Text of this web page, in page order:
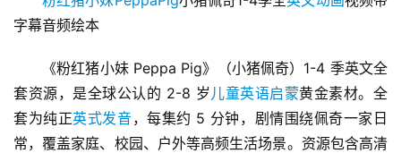
字幕音频绘本
《粉红猪小妹 Peppa Pig》（小猪佩奇）1-4 季英文全
套资源，是全球公认的 2-8 岁 儿童英语启蒙黄金素材。全
套为纯正英式发音，每集约 5 分钟，剧情围绕佩奇一家日
常，覆盖家庭、校园、户外等高频生活场景。资源包含高清